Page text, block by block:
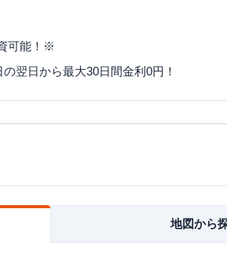
可能！※
翌日から最大30日間金利0円！
地図から